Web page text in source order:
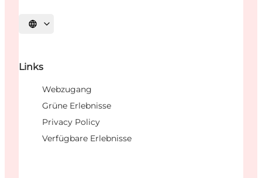
Sprache auswählen
Links
Webzugang
Grüne Erlebnisse
Privacy Policy
Verfügbare Erlebnisse